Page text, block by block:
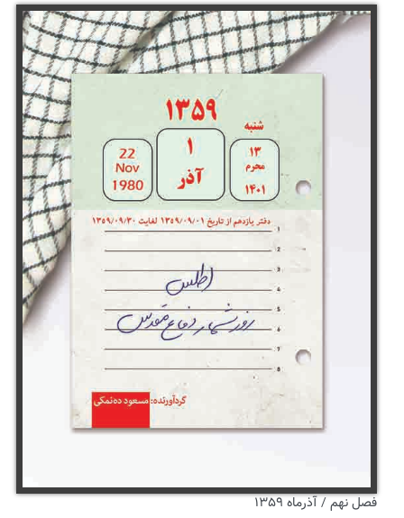
فصل نهم / آذرماه ۱۳۵۹